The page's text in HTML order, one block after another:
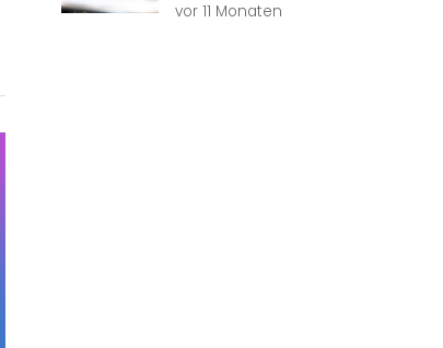
vor 11 Monaten